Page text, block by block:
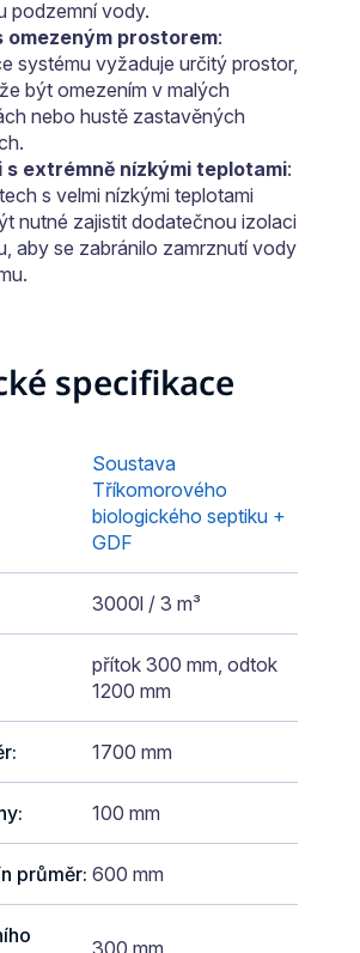
podzemní vody.
omezeným prostorem:
systému vyžaduje určitý prostor,
být omezením v malých
nebo hustě zastavěných
s extrémně nízkými teplotami:
s velmi nízkými teplotami
nutné zajistit dodatečnou izolaci
aby se zabránilo zamrznutí vody
specifikace
Soustava
Tříkomorového
biologického septiku +
GDF
3000l / 3 m³
přítok 300 mm, odtok
1200 mm
: 1700 mm
: 100 mm
průměr: 600 mm
300 mm